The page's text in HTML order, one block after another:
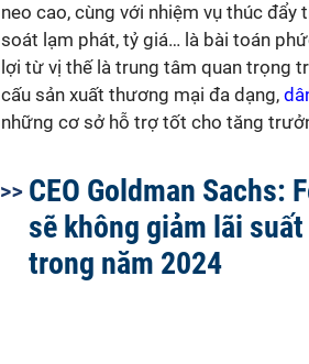
neo cao, cùng với nhiệm vụ thúc
soát lạm phát, tỷ giá… là bài toán
lợi từ vị thế là trung tâm quan trọng
cấu sản xuất thương mại đa dạng,
những cơ sở hỗ trợ tốt cho tăng
CEO Goldman Sachs:
sẽ không giảm lãi suất
trong năm 2024